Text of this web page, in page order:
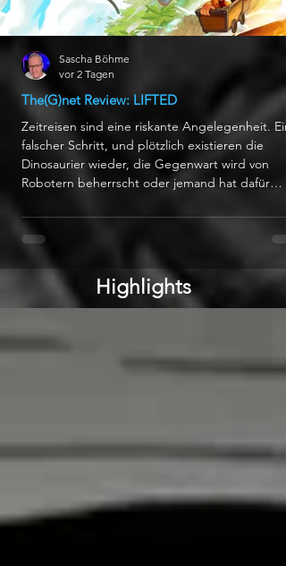
The(G)net Review: LIFTED
Zeitreisen sind eine riskante Angelegenheit. Ein
falscher Schritt, und plötzlich existieren die
Dinosaurier wieder, die Gegenwart wird von
Robotern beherrscht oder jemand hat dafür
fällt die Katastrophe etwas kleiner aus: Die
Geschichte bleibt intakt, dafür funktioniert
wie es sollte. Das farbenfrohe Abenteuer ist das
Debüt von Adventure Works, einem neuen
Sascha Böhme
vor 2 Tagen
Highlights